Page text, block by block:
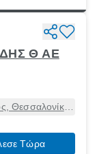
Θ ΑΕ
Θεσσαλονίκη,
Τώρα